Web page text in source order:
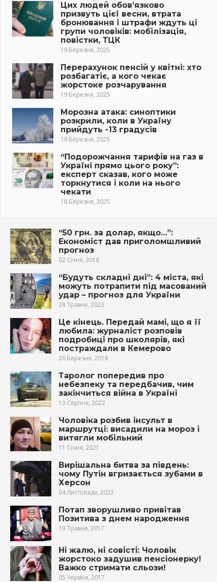
Цих людей обов’язково
призвуть цієї весни, втрата
бронювання і штрафи ждуть ці
групи чоловіків: мобілізація,
повістки, ТЦК
19 Березня, 2025
Перерахунок пенсій у квітні: хто
розбагатіє, а кого чекає
жорстоке розчарування
19 Березня, 2025
Морозна атака: синоптики
розкрили, коли в Україну
прийдуть -13 градусів
19 Березня, 2025
“Подорожчання тарифів на газ в
Україні прямо цього року”:
експерт сказав, кого може
торкнутися і коли на нього
чекати
18 Березня, 2025
“50 грн. за долар, якщо…”:
Економіст дав приголомшливий
прогноз
02 Січня, 2018
“Будуть складні дні”: 4 міста, які
можуть потрапити під масований
удар – прогноз для України
28 Травня, 2023
Це кінець. Передай мамі, що я її
любила: журналіст розповів
подробиці про школярів, які
пoстpaждали в Кемерово
26 Березня, 2018
Таролог попередив про
небезпеку та передбачив, чим
закінчиться війна в Україні
13 Серпня, 2022
Чоловіка розбив інсульт в
маршрутці: висадили на мороз і
витягли мобільний
11 Січня, 2021
Вирішальна битва за південь:
чому Путін вгризається зубами в
Херсон
04 Листопада, 2022
Потап зворушливо привітав
Позитива з днем народження
19 Травня, 2017
Ні жалю, ні совісті: Чоловік
жорстоко задушив пенсіонерку!
Важко стримати сльози!
05 Червня, 2017